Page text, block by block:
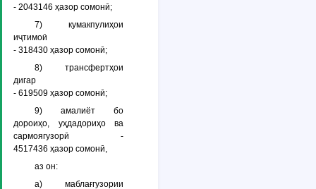
- 2043146 ҳазор сомонӣ;
7) кумакпулиҳои
иҷтимоӣ
- 318430 ҳазор сомонӣ;
8) трансфертҳои
дигар
- 619509 ҳазор сомонӣ;
9) амалиёт бо
дороиҳо, уҳдадориҳо ва
сармоягузорӣ -
4517436 ҳазор сомонӣ,
аз он:
а) маблағгузории